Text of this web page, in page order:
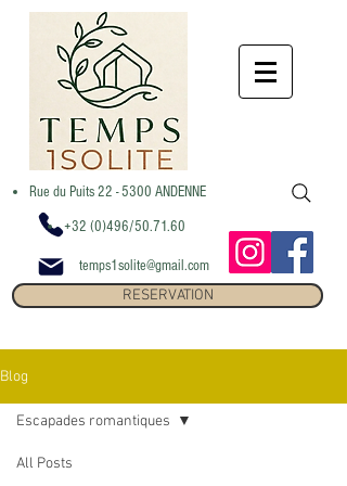
Rue du Puits 22 - 5300 ANDENNE
+32 (0)496/50.71.60
temps1solite@gmail.com
RESERVATION
Blog
All Posts
Escapades romantiques